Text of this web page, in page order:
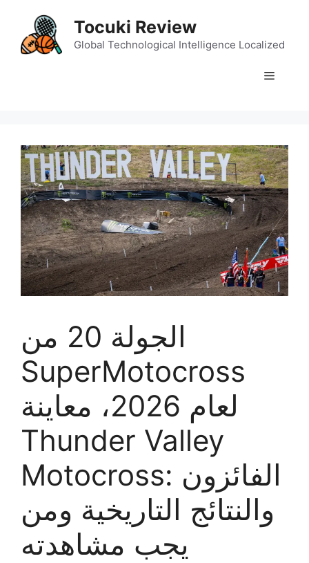
content
Tocuki Review
Global Technological Intelligence Localized
Menu
الجولة 20 من
SuperMotocross
لعام 2026، معاينة
Thunder Valley
Motocross: الفائزون
والنتائج التاريخية ومن
يجب مشاهدته